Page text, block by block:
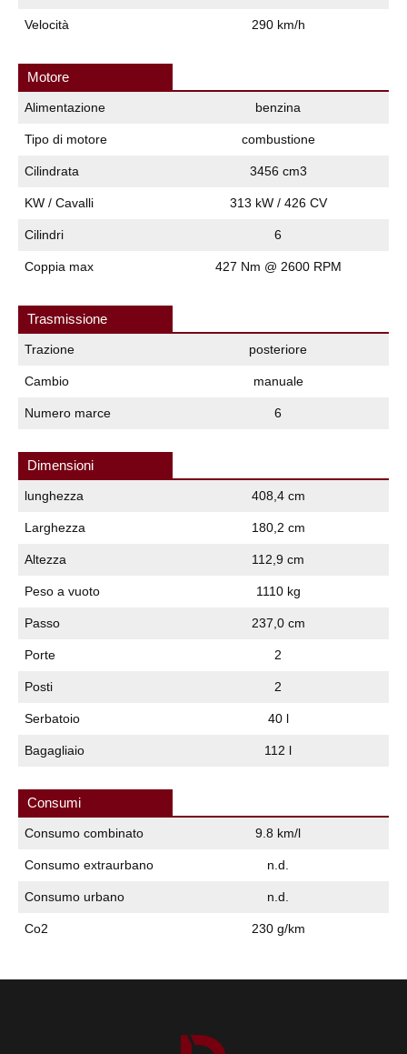
Velocità 290 km/h
Motore
Alimentazione benzina
Tipo di motore combustione
Cilindrata 3456 cm3
KW / Cavalli 313 kW / 426 CV
Cilindri 6
Coppia max 427 Nm @ 2600 RPM
Trasmissione
Trazione posteriore
Cambio manuale
Numero marce 6
Dimensioni
lunghezza 408,4 cm
Larghezza 180,2 cm
Altezza 112,9 cm
Peso a vuoto 1110 kg
Passo 237,0 cm
Porte 2
Posti 2
Serbatoio 40 l
Bagagliaio 112 l
Consumi
Consumo combinato 9.8 km/l
Consumo extraurbano n.d.
Consumo urbano n.d.
Co2 230 g/km